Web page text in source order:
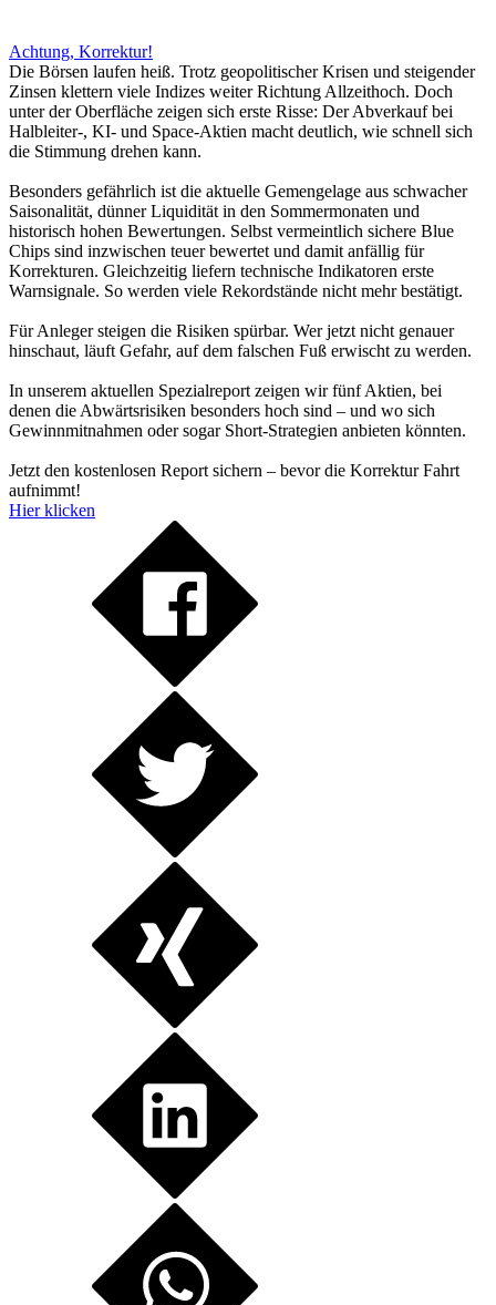
Achtung, Korrektur!
Die Börsen laufen heiß. Trotz geopolitischer Krisen und steigender
Zinsen klettern viele Indizes weiter Richtung Allzeithoch. Doch
unter der Oberfläche zeigen sich erste Risse: Der Abverkauf bei
Halbleiter-, KI- und Space-Aktien macht deutlich, wie schnell sich
die Stimmung drehen kann.
Besonders gefährlich ist die aktuelle Gemengelage aus schwacher
Saisonalität, dünner Liquidität in den Sommermonaten und
historisch hohen Bewertungen. Selbst vermeintlich sichere Blue
Chips sind inzwischen teuer bewertet und damit anfällig für
Korrekturen. Gleichzeitig liefern technische Indikatoren erste
Warnsignale. So werden viele Rekordstände nicht mehr bestätigt.
Für Anleger steigen die Risiken spürbar. Wer jetzt nicht genauer
hinschaut, läuft Gefahr, auf dem falschen Fuß erwischt zu werden.
In unserem aktuellen Spezialreport zeigen wir fünf Aktien, bei
denen die Abwärtsrisiken besonders hoch sind – und wo sich
Gewinnmitnahmen oder sogar Short-Strategien anbieten könnten.
Jetzt den kostenlosen Report sichern – bevor die Korrektur Fahrt
aufnimmt!
Hier klicken